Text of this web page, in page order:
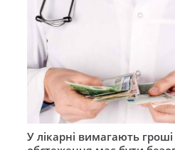
У лікарні вимагають